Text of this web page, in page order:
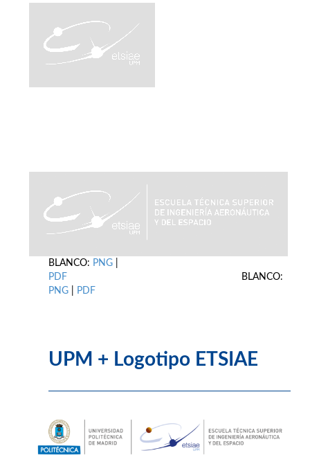
BLANCO: PNG
PDF BLANCO:
PNG
PDF
UPM + Logotipo ETSIAE